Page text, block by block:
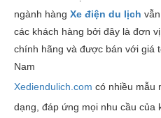
ngành hàng Xe điện du lịch
các khách hàng bởi đây là đơn
chính hãng và được bán với giá
Nam
Xediendulich.com có nhiều mẫu
dạng, đáp ứng mọi nhu cầu của